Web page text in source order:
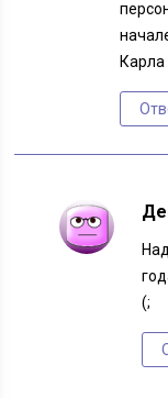
Карла
(;